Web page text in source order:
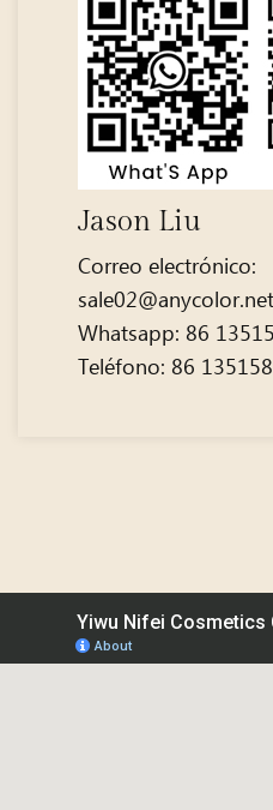
Jason Liu
Correo electrónico:
Whatsapp: 86
Teléfono: 86